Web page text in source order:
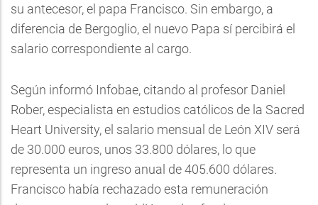
su antecesor, el papa Francisco. Sin embargo, a
diferencia de Bergoglio, el nuevo Papa sí percibirá el
salario correspondiente al cargo.
Según informó Infobae, citando al profesor Daniel
Rober, especialista en estudios católicos de la Sacred
Heart University, el salario mensual de León XIV será
de 30.000 euros, unos 33.800 dólares, lo que
representa un ingreso anual de 405.600 dólares.
Francisco había rechazado esta remuneración